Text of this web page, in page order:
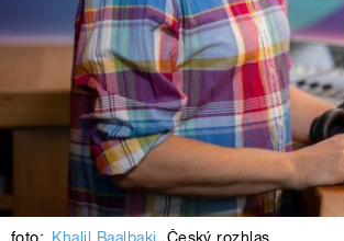
foto: Khalil Baalbaki, Český rozhlas